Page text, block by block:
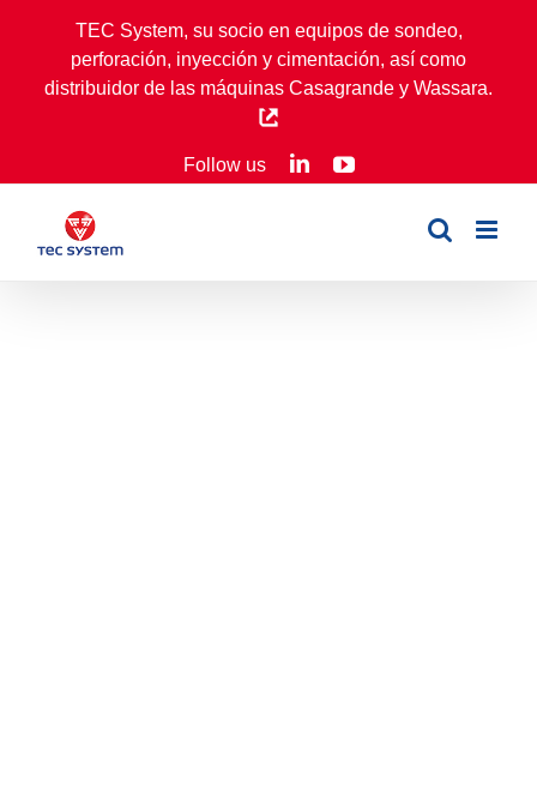
content
TEC System, su socio en equipos de sondeo,
perforación, inyección y cimentación, así como
distribuidor de las máquinas Casagrande y Wassara.
Follow us LinkedInYouTube